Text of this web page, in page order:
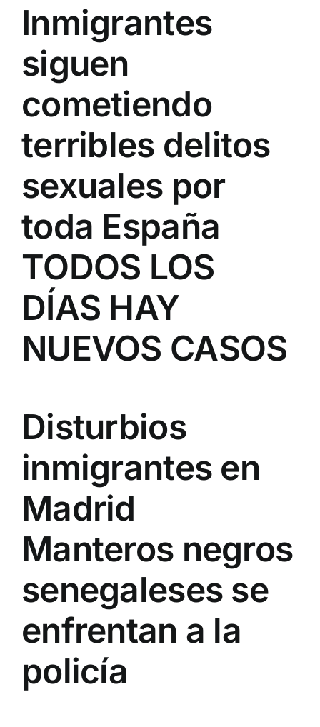
Inmigrantes
siguen
cometiendo
terribles delitos
sexuales por
toda España
TODOS LOS
DÍAS HAY
NUEVOS CASOS
Disturbios
inmigrantes en
Madrid
Manteros negros
senegaleses se
enfrentan a la
policía